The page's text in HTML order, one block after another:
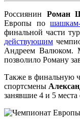
Россиянин Роман
Европы по
финальной части
действующим
Андреем Валюком.
позволило Роману
Также в финальную
спортсмены
занявшие 4 и 5 места